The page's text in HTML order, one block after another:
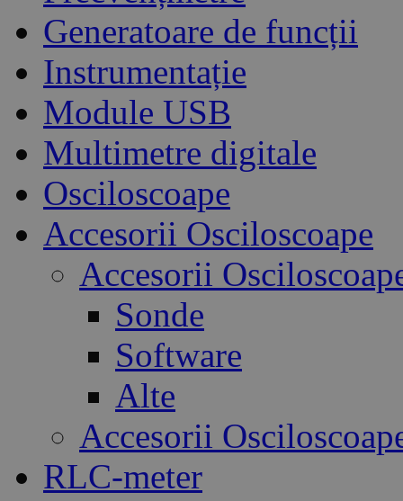
Generatoare de funcții
Instrumentație
Module USB
Multimetre digitale
Osciloscoape
Accesorii Osciloscoape
Accesorii
Sonde
Software
Alte
Accesorii
RLC-meter